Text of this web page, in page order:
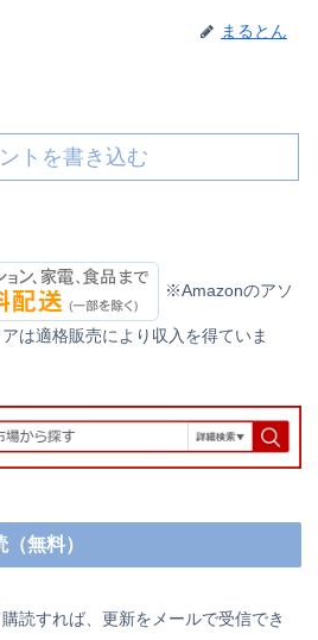
まるとん
トを書き込む
※Amazonのアソ
は適格販売により収入を得ていま
無料）
読すれば、更新をメールで受信でき